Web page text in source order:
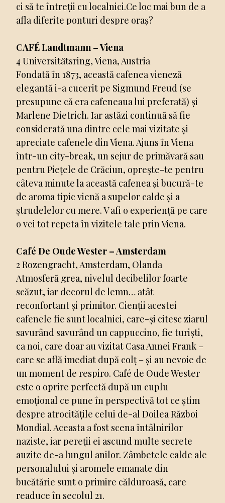
ci să te întreții cu localnici.Ce loc mai bun de a
afla diferite ponturi despre oraș?
CAFÉ Landtmann – Viena
4 Universitätsring, Viena, Austria
Fondată în 1873, această cafenea vieneză
elegantă i-a cucerit pe Sigmund Freud (se
presupune că era cafeneaua lui preferată) și
Marlene Dietrich. Iar astăzi continuă să fie
considerată una dintre cele mai vizitate și
apreciate cafenele din Viena. Ajuns în Viena
într-un city-break, un sejur de primăvară sau
pentru Piețele de Crăciun, oprește-te pentru
câteva minute la această cafenea și bucură-te
de aroma tipic vienă a supelor calde și a
ștrudelelor cu mere. V afi o experiență pe care
o vei tot repeta în vizitele tale prin Viena.
Café De Oude Wester – Amsterdam
2 Rozengracht, Amsterdam, Olanda
Atmosferă grea, nivelul decibelilor foarte
scăzut, iar decorul de lemn… atât
reconfortant și primitor. Cienții acestei
cafenele fie sunt localnici, care-și citesc ziarul
savurând savurând un cappuccino, fie turiști,
ca noi, care doar au vizitat Casa Annei Frank –
care se află imediat după colț – și au nevoie de
un moment de respiro. Café de Oude Wester
este o oprire perfectă după un cuplu
emoțional ce pune în perspectivă tot ce știm
despre atrocitățile celui de-al Doilea Război
Mondial. Aceasta a fost scena întâlnirilor
naziste, iar pereții ei ascund multe secrete
auzite de-a lungul anilor. Zâmbetele calde ale
personalului și aromele emanate din
bucătărie sunt o primire călduroasă, care
readuce în secolul 21.